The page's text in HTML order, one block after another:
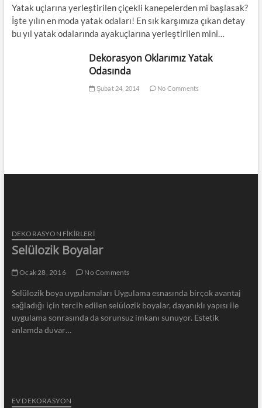
Yatak uçlarına yerleştirilen çiçekli kanepelerden mi başlasak?
İşte yılın en moda yatak odaları! En sık karşımıza çıkan detay
bu yıl yatak odalarında ayakuçlarına yerleştirilen mini…
Dekorasyon Oklarımız Yatak
Odasında
Şubat 24, 2014 No Comments
DEKORASYON FİKİRLERİ
Selülozik Boyalar
Ocak 28, 2016 No Comments
Selülozik boya uygulamaları Uygulama esnasında birçok avantaj
sağladığı için tercih edilen selülozik boyalar, dayanıklı yapısı ile
uygulama sonrasında da sorunsuz imkanı sunuyor. Estetik
anlamda duvar…
EV DEKORASYON